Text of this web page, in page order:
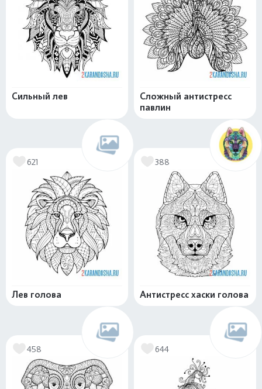
Сильный лев
Сложный антистресс
павлин
621
Лев голова
388
Антистресс хаски голова
458 644